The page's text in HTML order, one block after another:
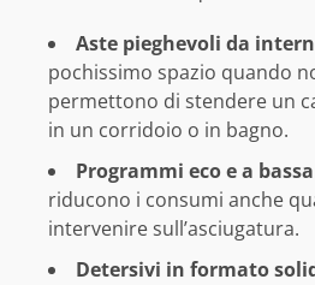
Aste pieghevoli da
pochissimo spazio quando
permettono di stendere un
in un corridoio o in bagno.
Programmi eco e a
riducono i consumi anche
intervenire sull’asciugatura.
Detersivi in formato